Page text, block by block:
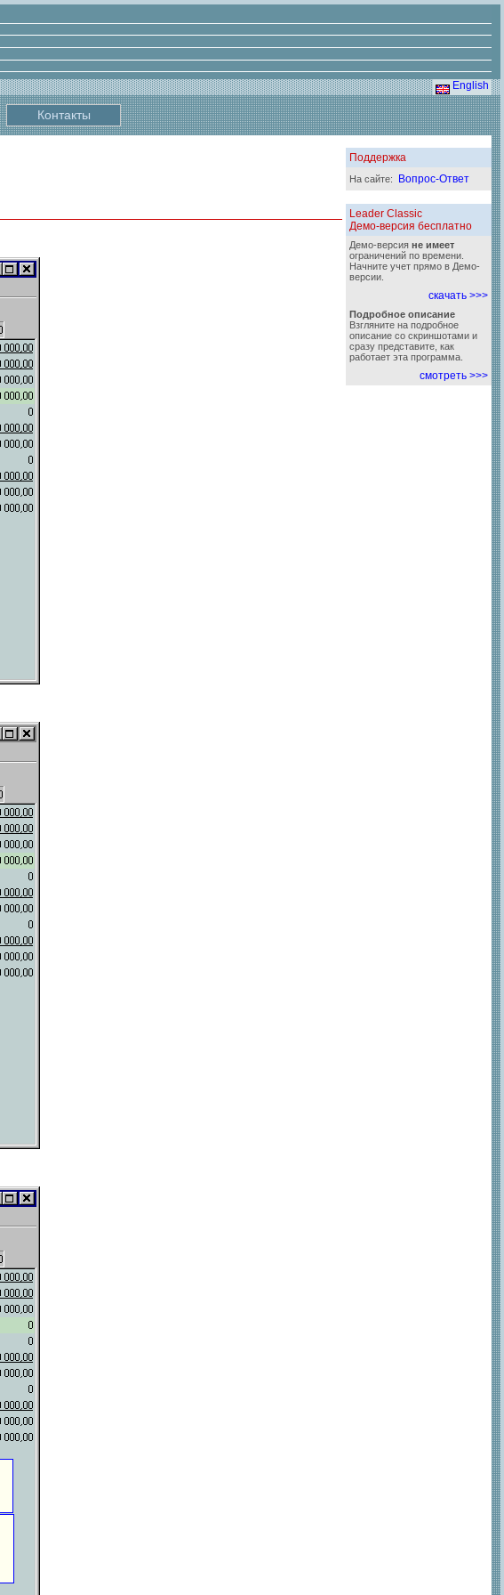
English
Контакты
Поддержка
На сайте: Вопрос-Ответ
Leader Classic
Демо-версия бесплатно
Демо-версия не имеет
ограничений по времени.
Начните учет прямо в Демо-
версии.
скачать >>>
Подробное описание
Взгляните на подробное
описание со скриншотами и
сразу представите, как
работает эта программа.
смотреть >>>